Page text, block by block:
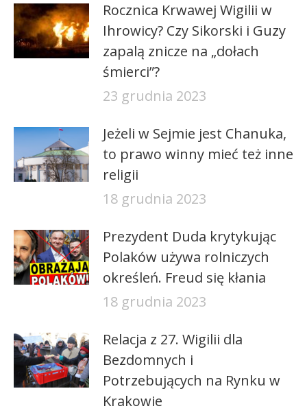
Rocznica Krwawej Wigilii w
Ihrowicy? Czy Sikorski i Guzy
zapalą znicze na „dołach
śmierci”?
23 grudnia 2023
Jeżeli w Sejmie jest Chanuka,
to prawo winny mieć też inne
religii
18 grudnia 2023
Prezydent Duda krytykując
Polaków używa rolniczych
określeń. Freud się kłania
18 grudnia 2023
Relacja z 27. Wigilii dla
Bezdomnych i
Potrzebujących na Rynku w
Krakowie